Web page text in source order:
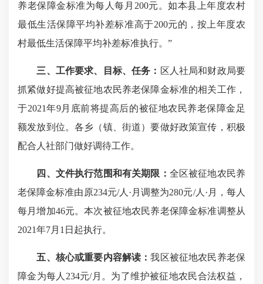
养老保障金标准为每人每月200元。如本县上年度农村
最低生活保障平均补差标准高于200元的，按上年度农
村最低生活保障平均补差标准执行。”
三、工作要求、目标、任务： 区人社局和财政局要
抓紧做好提高被征地农民养老保障金标准的相关工作，
于2021年9月底前将提高后的被征地农民养老保障金足
额发放到位。各乡（镇、街道）要做好政策宣传，积极
配合人社部门做好调待工作。
四、文件执行范围和有关期限： 全区被征地农民养
老保障金标准由原234元/人·月调整为280元/人·月，每人
每月增加46元。本次被征地农民养老保障金标准调整从
2021年7月1日起执行。
五、核心或重要内容解读：我区被征地农民养老保
障金为每人234元/月。为了维护被征地农民合法权益，